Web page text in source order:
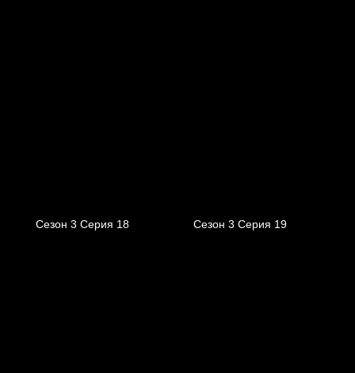
Сезон 3 Серия 18 Сезон 3 Серия 19